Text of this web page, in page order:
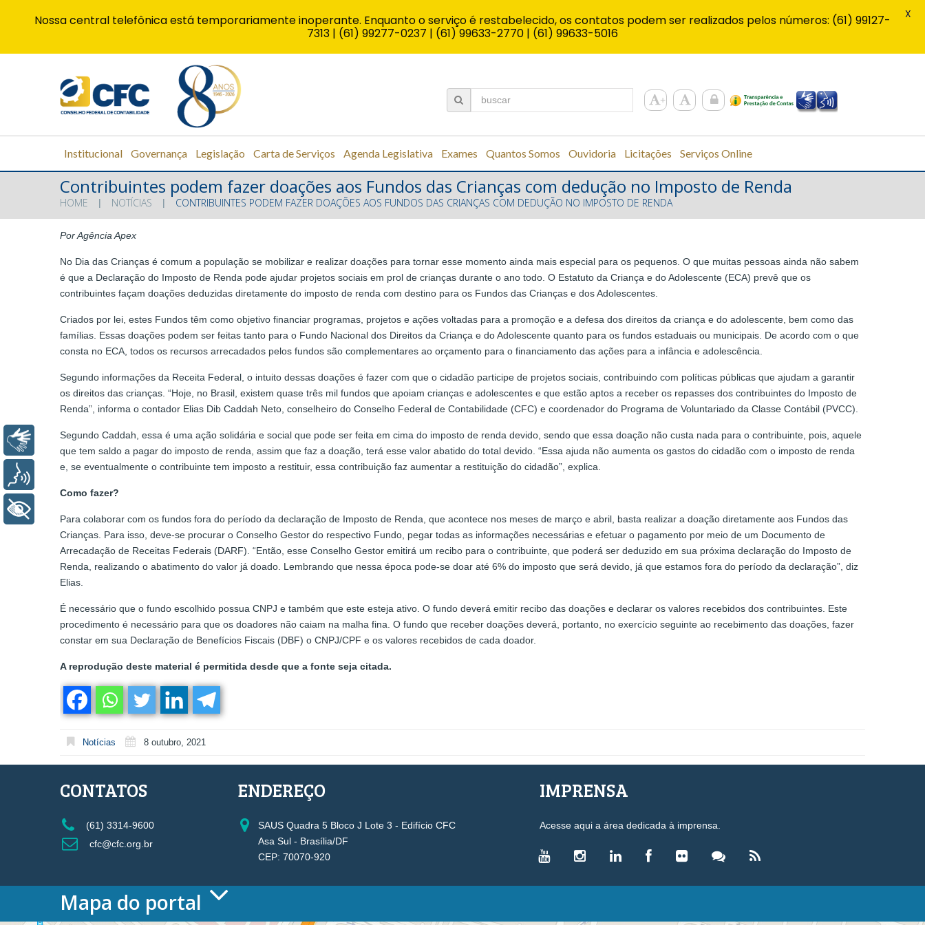
Institucional Governança Legislação Carta de Serviços Agenda Legislativa Exames Quantos Somos Ouvidoria Licitações Serviços Online
Contribuintes podem fazer doações aos Fundos das Crianças com dedução no Imposto de Renda
HOME NOTÍCIAS CONTRIBUINTES PODEM FAZER DOAÇÕES AOS FUNDOS DAS CRIANÇAS COM DEDUÇÃO NO IMPOSTO DE RENDA
Por Agência Apex
No Dia das Crianças é comum a população se mobilizar e realizar doações para tornar esse momento ainda mais especial para os pequenos. O que muitas pessoas ainda não sabem
é que a Declaração do Imposto de Renda pode ajudar projetos sociais em prol de crianças durante o ano todo. O Estatuto da Criança e do Adolescente (ECA) prevê que os
contribuintes façam doações deduzidas diretamente do imposto de renda com destino para os Fundos das Crianças e dos Adolescentes.
Criados por lei, estes Fundos têm como objetivo financiar programas, projetos e ações voltadas para a promoção e a defesa dos direitos da criança e do adolescente, bem como das
famílias. Essas doações podem ser feitas tanto para o Fundo Nacional dos Direitos da Criança e do Adolescente quanto para os fundos estaduais ou municipais. De acordo com o que
consta no ECA, todos os recursos arrecadados pelos fundos são complementares ao orçamento para o financiamento das ações para a infância e adolescência.
Segundo informações da Receita Federal, o intuito dessas doações é fazer com que o cidadão participe de projetos sociais, contribuindo com políticas públicas que ajudam a garantir
os direitos das crianças. “Hoje, no Brasil, existem quase três mil fundos que apoiam crianças e adolescentes e que estão aptos a receber os repasses dos contribuintes do Imposto de
Renda”, informa o contador Elias Dib Caddah Neto, conselheiro do Conselho Federal de Contabilidade (CFC) e coordenador do Programa de Voluntariado da Classe Contábil (PVCC).
Segundo Caddah, essa é uma ação solidária e social que pode ser feita em cima do imposto de renda devido, sendo que essa doação não custa nada para o contribuinte, pois, aquele
que tem saldo a pagar do imposto de renda, assim que faz a doação, terá esse valor abatido do total devido. “Essa ajuda não aumenta os gastos do cidadão com o imposto de renda
e, se eventualmente o contribuinte tem imposto a restituir, essa contribuição faz aumentar a restituição do cidadão”, explica.
Como fazer?
Para colaborar com os fundos fora do período da declaração de Imposto de Renda, que acontece nos meses de março e abril, basta realizar a doação diretamente aos Fundos das
Crianças. Para isso, deve-se procurar o Conselho Gestor do respectivo Fundo, pegar todas as informações necessárias e efetuar o pagamento por meio de um Documento de
Arrecadação de Receitas Federais (DARF). “Então, esse Conselho Gestor emitirá um recibo para o contribuinte, que poderá ser deduzido em sua próxima declaração do Imposto de
Renda, realizando o abatimento do valor já doado. Lembrando que nessa época pode-se doar até 6% do imposto que será devido, já que estamos fora do período da declaração”, diz
Elias.
É necessário que o fundo escolhido possua CNPJ e também que este esteja ativo. O fundo deverá emitir recibo das doações e declarar os valores recebidos dos contribuintes. Este
procedimento é necessário para que os doadores não caiam na malha fina. O fundo que receber doações deverá, portanto, no exercício seguinte ao recebimento das doações, fazer
constar em sua Declaração de Benefícios Fiscais (DBF) o CNPJ/CPF e os valores recebidos de cada doador.
A reprodução deste material é permitida desde que a fonte seja citada.
Notícias 8 outubro, 2021
CONTATOS
(61) 3314-9600
cfc@cfc.org.br
ENDEREÇO
SAUS Quadra 5 Bloco J Lote 3 - Edifício CFC
Asa Sul - Brasília/DF
CEP: 70070-920
IMPRENSA
Acesse aqui a área dedicada à imprensa.
Mapa do portal
Nossa central telefônica está temporariamente inoperante. Enquanto o serviço é restabelecido, os contatos podem ser realizados pelos números: (61) 99127-
7313 | (61) 99277-0237 | (61) 99633-2770 | (61) 99633-5016
X
Libras